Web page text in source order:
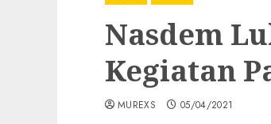
Nasdem
Kegiatan
MUREXS 05/04/2021